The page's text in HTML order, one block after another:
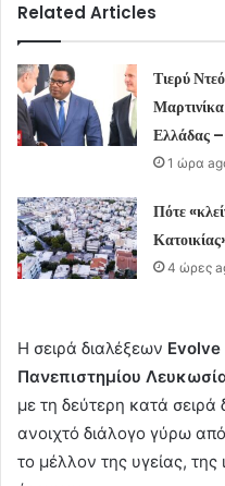
Related Articles
Τιερύ
Ελλάδας
1 ώρα
Πότε
4 ώρες
Η σειρά διαλέξεων
Πανεπιστημίου
με τη δεύτερη κατά σειρά
ανοιχτό διάλογο γύρω
το μέλλον της υγείας, της